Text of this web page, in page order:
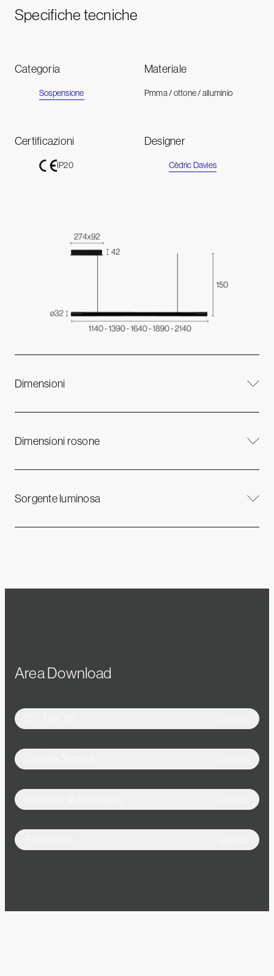
Specifiche tecniche
Categoria
Sospensione
Materiale
Pmma / ottone / alluminio
Certificazioni
IP20
Designer
Cèdric Davies
Dimensioni
Dimensioni rosone
Sorgente luminosa
Area Download